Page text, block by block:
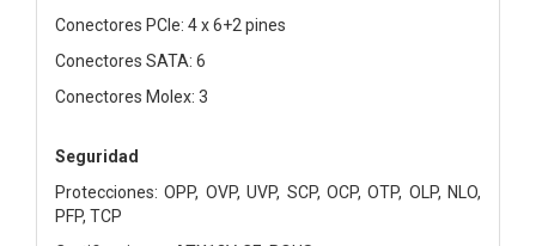
Conectores PCIe: 4 x 6+2 pines
Conectores SATA: 6
Conectores Molex: 3
Seguridad
Protecciones: OPP, OVP, UVP, SCP, OCP, OTP, OLP, NLO,
PFP, TCP